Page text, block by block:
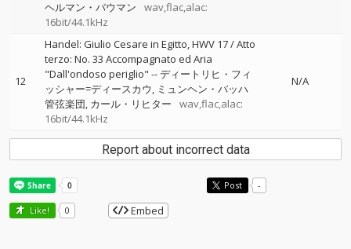
ヘルマン・バウマン
wav,flac,alac:
16bit/44.1kHz
12
Handel: Giulio Cesare in Egitto, HWV 17 / Atto
terzo: No. 33 Accompagnato ed Aria
"Dall'ondoso periglio" --ディートリヒ・フィ
ッシャー=ディースカウ
ミュンヘン・バッハ
管弦楽団 カール・リヒター
wav,flac,alac:
16bit/44.1kHz
N/A
Report about incorrect data
Post -
Like! 0 Embed